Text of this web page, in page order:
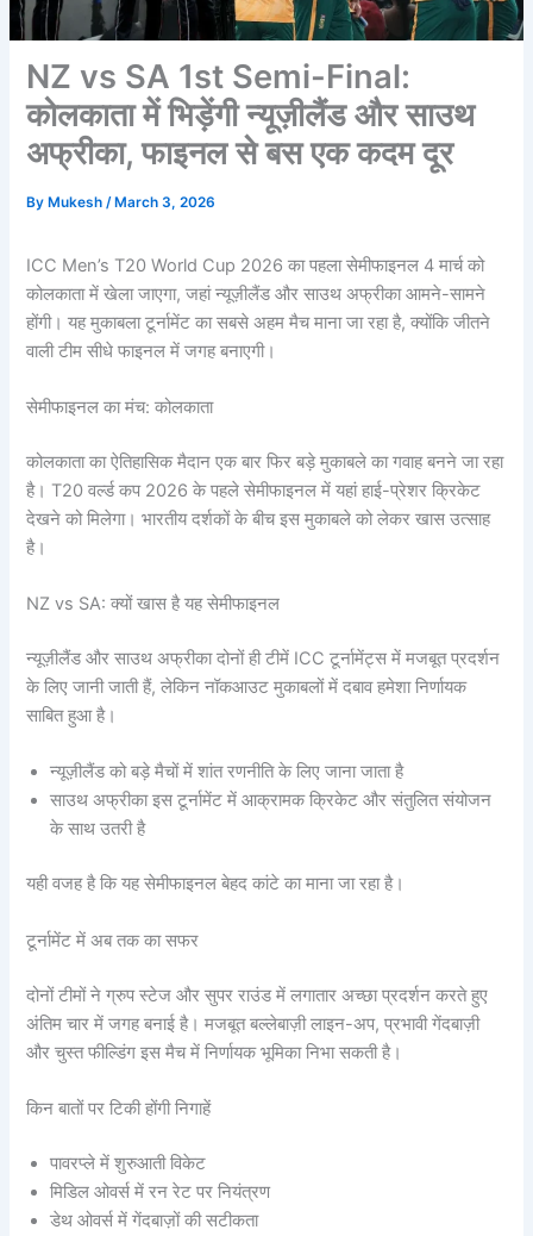
NZ vs SA 1st Semi-Final:
कोलकाता में भिड़ेंगी न्यूज़ीलैंड और साउथ
अफ्रीका, फाइनल से बस एक कदम दूर
By Mukesh/ March 3, 2026
ICC Men’s T20 World Cup 2026 का पहला सेमीफाइनल 4 मार्च को
कोलकाता में खेला जाएगा, जहां न्यूज़ीलैंड और साउथ अफ्रीका आमने-सामने
होंगी। यह मुकाबला टूर्नामेंट का सबसे अहम मैच माना जा रहा है, क्योंकि जीतने
वाली टीम सीधे फाइनल में जगह बनाएगी।
सेमीफाइनल का मंच: कोलकाता
कोलकाता का ऐतिहासिक मैदान एक बार फिर बड़े मुकाबले का गवाह बनने जा रहा
है। T20 वर्ल्ड कप 2026 के पहले सेमीफाइनल में यहां हाई-प्रेशर क्रिकेट
देखने को मिलेगा। भारतीय दर्शकों के बीच इस मुकाबले को लेकर खास उत्साह
है।
NZ vs SA: क्यों खास है यह सेमीफाइनल
न्यूज़ीलैंड और साउथ अफ्रीका दोनों ही टीमें ICC टूर्नामेंट्स में मजबूत प्रदर्शन
के लिए जानी जाती हैं, लेकिन नॉकआउट मुकाबलों में दबाव हमेशा निर्णायक
साबित हुआ है।
न्यूज़ीलैंड को बड़े मैचों में शांत रणनीति के लिए जाना जाता है
साउथ अफ्रीका इस टूर्नामेंट में आक्रामक क्रिकेट और संतुलित संयोजन
के साथ उतरी है
यही वजह है कि यह सेमीफाइनल बेहद कांटे का माना जा रहा है।
टूर्नामेंट में अब तक का सफर
दोनों टीमों ने ग्रुप स्टेज और सुपर राउंड में लगातार अच्छा प्रदर्शन करते हुए
अंतिम चार में जगह बनाई है। मजबूत बल्लेबाज़ी लाइन-अप, प्रभावी गेंदबाज़ी
और चुस्त फील्डिंग इस मैच में निर्णायक भूमिका निभा सकती है।
किन बातों पर टिकी होंगी निगाहें
पावरप्ले में शुरुआती विकेट
मिडिल ओवर्स में रन रेट पर नियंत्रण
डेथ ओवर्स में गेंदबाज़ों की सटीकता